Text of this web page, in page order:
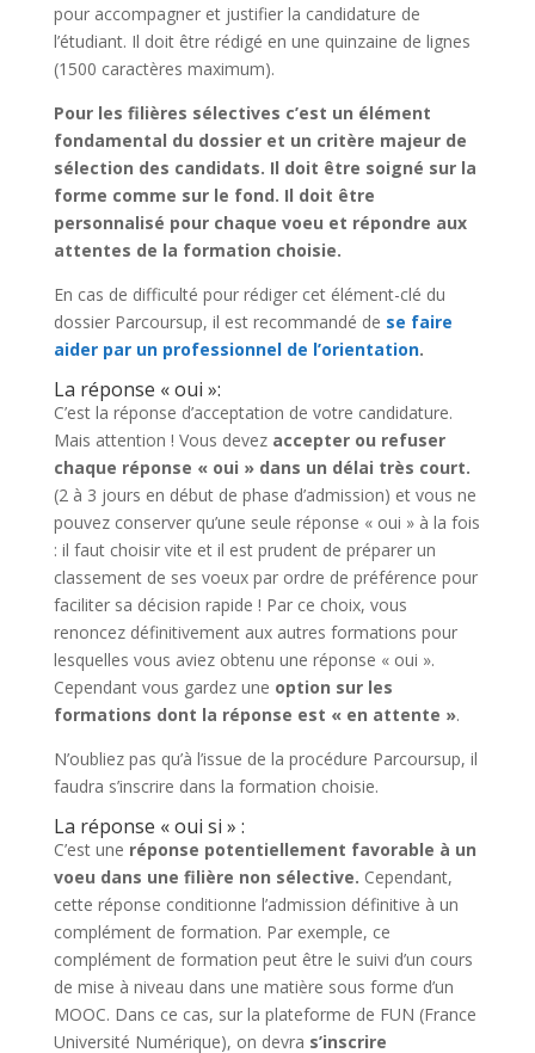
pour accompagner et justifier la candidature de
l’étudiant. Il doit être rédigé en une quinzaine de lignes
(1500 caractères maximum).
Pour les filières sélectives c’est un élément
fondamental du dossier et un critère majeur de
sélection des candidats. Il doit être soigné sur la
forme comme sur le fond. Il doit être
personnalisé pour chaque voeu et répondre aux
attentes de la formation choisie.
En cas de difficulté pour rédiger cet élément-clé du
dossier Parcoursup, il est recommandé de se faire
aider par un professionnel de l’orientation.
La réponse « oui »:
C’est la réponse d’acceptation de votre candidature.
Mais attention ! Vous devez accepter ou refuser
chaque réponse « oui » dans un délai très court.
(2 à 3 jours en début de phase d’admission) et vous ne
pouvez conserver qu’une seule réponse « oui » à la fois
: il faut choisir vite et il est prudent de préparer un
classement de ses voeux par ordre de préférence pour
faciliter sa décision rapide ! Par ce choix, vous
renoncez définitivement aux autres formations pour
lesquelles vous aviez obtenu une réponse « oui ».
Cependant vous gardez une option sur les
formations dont la réponse est « en attente ».
N’oubliez pas qu’à l’issue de la procédure Parcoursup, il
faudra s’inscrire dans la formation choisie.
La réponse « oui si » :
C’est une réponse potentiellement favorable à un
voeu dans une filière non sélective. Cependant,
cette réponse conditionne l’admission définitive à un
complément de formation. Par exemple, ce
complément de formation peut être le suivi d’un cours
de mise à niveau dans une matière sous forme d’un
MOOC. Dans ce cas, sur la plateforme de FUN (France
Université Numérique), on devra s’inscrire